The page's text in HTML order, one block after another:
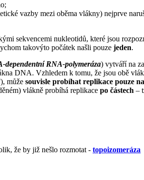
vazby mezi oběma vlákny) nejprve
sekvencemi nukleotidů, které jsou
takovýto počátek našli pouze jeden.
dependentní RNA-polymeráza) vytváří na
DNA. Vzhledem k tomu, že jsou obě
může souvisle probíhat replikace pouze
vlákně probíhá replikace po částech –
že by již nešlo rozmotat - topoizomeráza